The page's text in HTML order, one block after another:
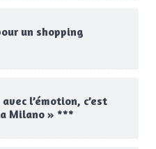
un shopping
l’émotion, c’est
Milano » ***